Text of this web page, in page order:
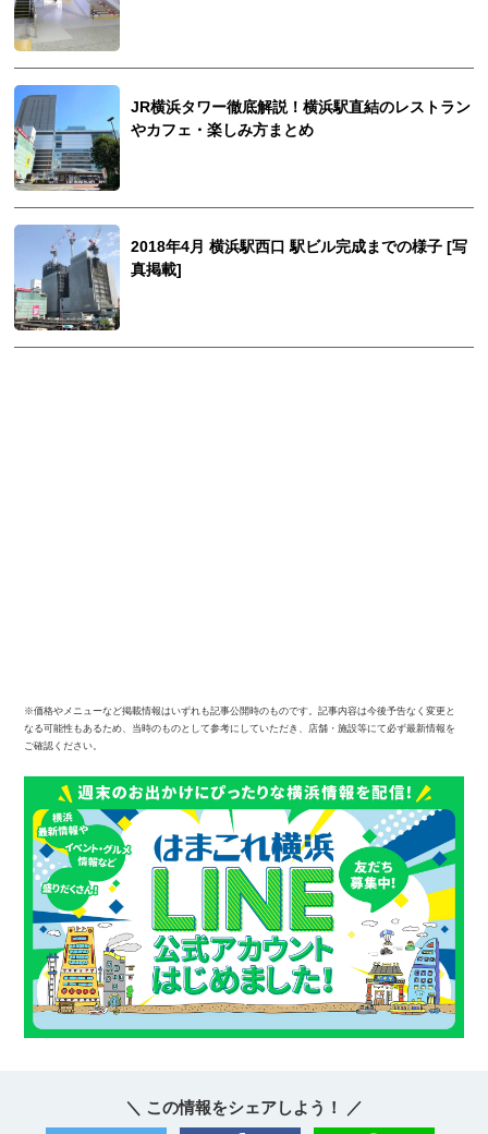
JR横浜タワー徹底解説！横浜駅直結のレストラン
やカフェ・楽しみ方まとめ
2018年4月 横浜駅西口 駅ビル完成までの様子 [写
真掲載]
※価格やメニューなど掲載情報はいずれも記事公開時のものです。記事内容は今後予告なく変更と
なる可能性もあるため、当時のものとして参考にしていただき、店舗・施設等にて必ず最新情報を
ご確認ください。
＼ この情報をシェアしよう！ ／